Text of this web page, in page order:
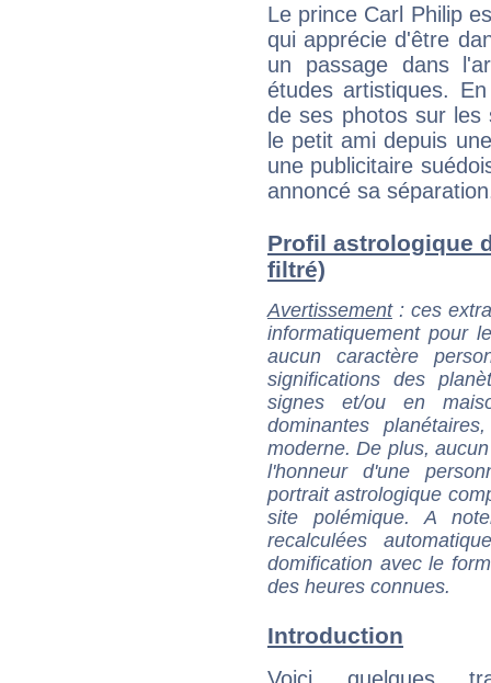
Le prince Carl Philip
qui apprécie d'être
un passage dans
études artistiques.
de ses photos sur les
le petit ami depuis
une publicitaire
annoncé sa
Profil astrologique
filtré)
Avertissement: ces
informatiquement pour
aucun caractère
significations des
signes et/ou en
dominantes
moderne. De plus,
l'honneur d'une
portrait astrologique
site polémique. A
recalculées
domification avec le
des heures connues.
Introduction